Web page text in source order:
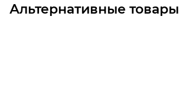
Альтернативные товары